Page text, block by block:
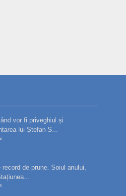
vor fi priveghiul și
lui Ștefan S...
record de prune. Soiul anului,